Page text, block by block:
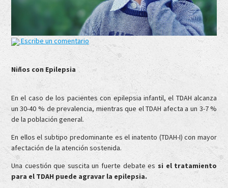
Escribe un comentario
Niños con Epilepsia
En el caso de los pacientes con epilepsia infantil, el TDAH alcanza
un 30-40 % de prevalencia, mientras que el TDAH afecta a un 3-7 %
de la población general.
En ellos el subtipo predominante es el inatento (TDAH-I) con mayor
afectación de la atención sostenida.
Una cuestión que suscita un fuerte debate es si el tratamiento
para el TDAH puede agravar la epilepsia.